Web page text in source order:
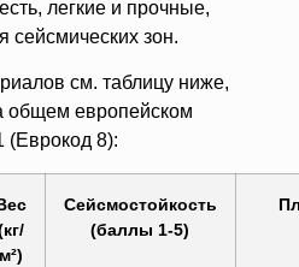
легкие и прочные,
сейсмических зон.
см. таблицу ниже,
общем европейском
(Еврокод 8):
м²)
Сейсмостойкость
(баллы 1-5)